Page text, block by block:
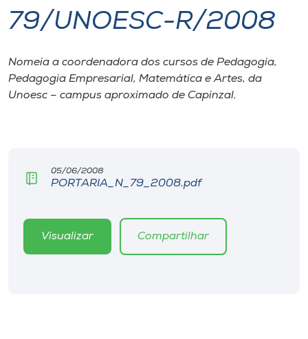
I.nova
Diplomados
Editora
79/UNOESC-R/2008
Nomeia a coordenadora dos cursos de Pedagogia,
Pedagogia Empresarial, Matemática e Artes, da
Unoesc – campus aproximado de Capinzal.
05/06/2008
PORTARIA_N_79_2008.pdf
Visualizar Compartilhar